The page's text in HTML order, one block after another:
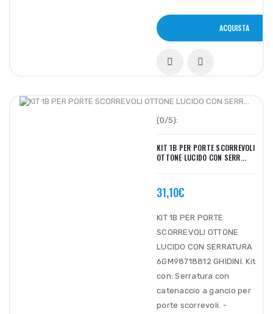
ACQUISTA
(0/5):
KIT 1B PER PORTE SCORREVOLI
OTTONE LUCIDO CON SERR...
31,10€
KIT 1B PER PORTE
SCORREVOLI OTTONE
LUCIDO CON SERRATURA
6GM98718812 GHIDINI. Kit
con: Serratura con
catenaccio a gancio per
porte scorrevoli. -